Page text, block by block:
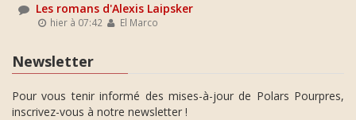
Les romans d'Alexis Laipsker
hier à 07:42 El Marco
Newsletter
Pour vous tenir informé des mises-à-jour de Polars Pourpres,
inscrivez-vous à notre newsletter !